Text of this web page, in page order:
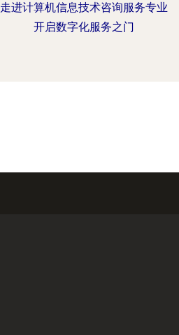
走进计算机信息技术咨询服务专业
开启数字化服务之门